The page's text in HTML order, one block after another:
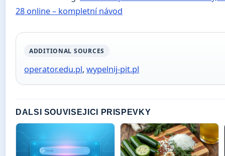
28 online – kompletní návod
ADDITIONAL SOURCES
operator.edu.pl, wypelnij-pit.pl
DALSI SOUVISEJICI PRISPEVKY